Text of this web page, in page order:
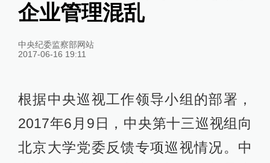
企业管理混乱
中央纪委监察部网站
2017-06-16 19:11
根据中央巡视工作领导小组的部署，
2017年6月9日，中央第十三巡视组向
北京大学党委反馈专项巡视情况。中